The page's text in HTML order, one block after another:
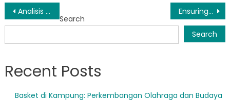
Post
navigation
Analisis Ungkap Tren Mengejutkan Penerima Bansos Sulsel Ensuring Social Protection: A Closer Look at Perlindungan Sosial Sulsel
Search
Search
Recent Posts
Basket di Kampung: Perkembangan Olahraga dan Budaya